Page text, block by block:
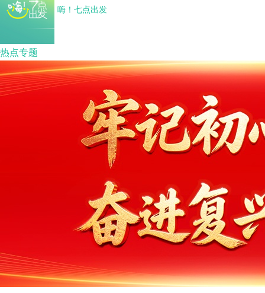
嗨！七点出发
热点专题